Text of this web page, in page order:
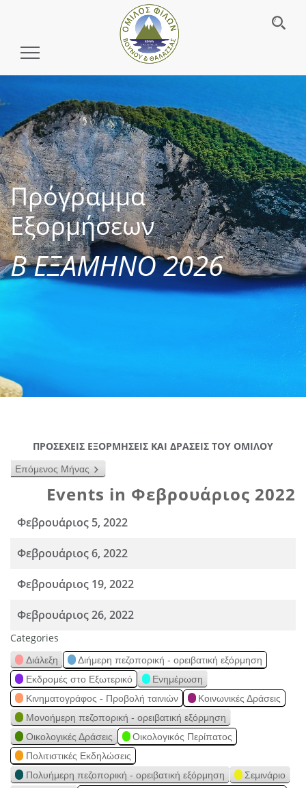
Toggle
Πρόγραμμα
Εξορμήσεων
Β ΕΞΑΜΗΝΟ 2026
ΠΡΟΣΕΧΕΙΣ ΕΞΟΡΜΗΣΕΙΣ ΚΑΙ ΔΡΑΣΕΙΣ ΤΟΥ ΟΜΙΛΟΥ
Επόμενος Μήνας
Events in Φεβρουάριος 2022
Φεβρουάριος 5, 2022
Φεβρουάριος 6, 2022
Φεβρουάριος 19, 2022
Φεβρουάριος 26, 2022
Categories
Διάλεξη
Διήμερη πεζοπορική - ορειβατική εξόρμηση
Εκδρομές στο Εξωτερικό
Ενημέρωση
Κινηματογράφος - Προβολή ταινιών
Κοινωνικές Δράσεις
Μονοήμερη πεζοπορική - ορειβατική εξόρμηση
Οικολογικές Δράσεις
Οικολογικός Περίπατος
Πολιτιστικές Εκδηλώσεις
Πολυήμερη πεζοπορική - ορειβατική εξόρμηση
Σεμινάριο